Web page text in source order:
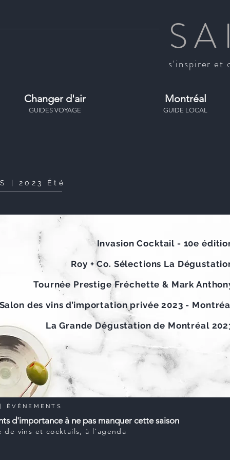
s'inspirer et
Changer d'air Montréal
GUIDE LOCAL
GUIDES VOYAGE
| 2023 Été
Invasion Cocktail - 10e
Roy + Co. Sélections La
Tournée Prestige Fréchette & Mark
des vins d’importation privée 2023 -
La Grande Dégustation de Montréal
| ÉVÉNEMENTS
d'importance à ne pas manquer cette saison
de vins et cocktails, à l'agenda